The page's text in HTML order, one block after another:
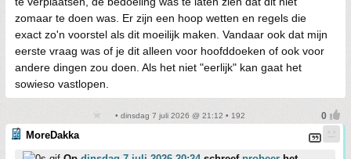
zomaar te doen was. Er zijn een hoop wetten en regels die
exact zo'n voorstel als dit moeilijk maken. Vandaar ook dat mijn
eerste vraag was of je dit alleen voor hoofddoeken of ook voor
andere dingen zou doen. Als het niet "eerlijk" kan gaat het
sowieso vastlopen.
• dinsdag 7 juli 2026 @ 21:12 • 192
MoreDakka